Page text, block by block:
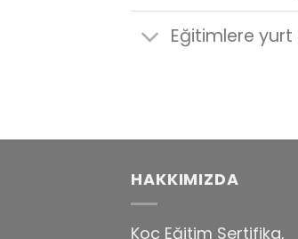
Eğitimlere yurt
HAKKIMIZDA
Koç Eğitim Sertifika,